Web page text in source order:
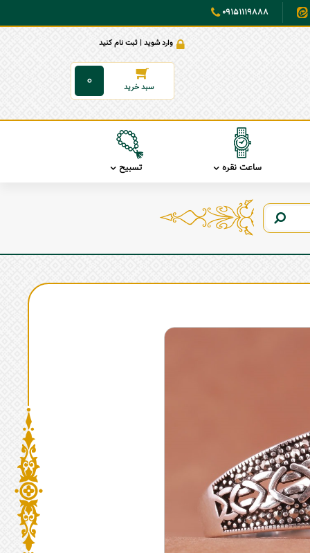
09151119888
وارد شوید | ثبت نام کنید
0
ساعت نقره تسبیح